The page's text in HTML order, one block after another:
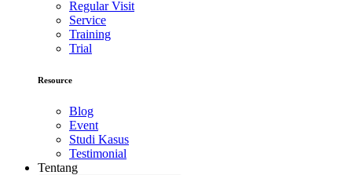
Regular Visit
Service
Training
Trial
Resource
Blog
Event
Studi Kasus
Testimonial
Tentang